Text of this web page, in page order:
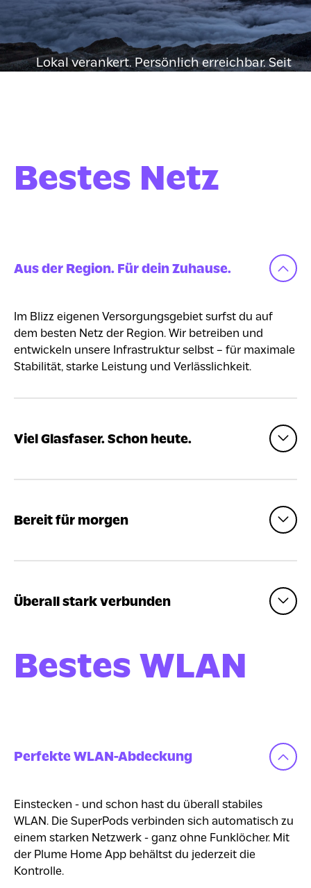
Lokal verankert. Persönlich erreichbar. Seit
Bestes Netz
Aus der Region. Für dein Zuhause.
Im Blizz eigenen Versorgungsgebiet surfst du auf
dem besten Netz der Region. Wir betreiben und
entwickeln unsere Infrastruktur selbst – für maximale
Stabilität, starke Leistung und Verlässlichkeit.
Viel Glasfaser. Schon heute.
Bereit für morgen
Überall stark verbunden
Bestes WLAN
Perfekte WLAN-Abdeckung
Einstecken - und schon hast du überall stabiles
WLAN. Die SuperPods verbinden sich automatisch zu
einem starken Netzwerk - ganz ohne Funklöcher. Mit
der Plume Home App behältst du jederzeit die
Kontrolle.